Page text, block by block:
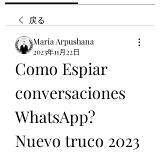
戻る
Maria Arpushana
2023年11月22日
Como Espiar
conversaciones
WhatsApp?
Nuevo truco 2023